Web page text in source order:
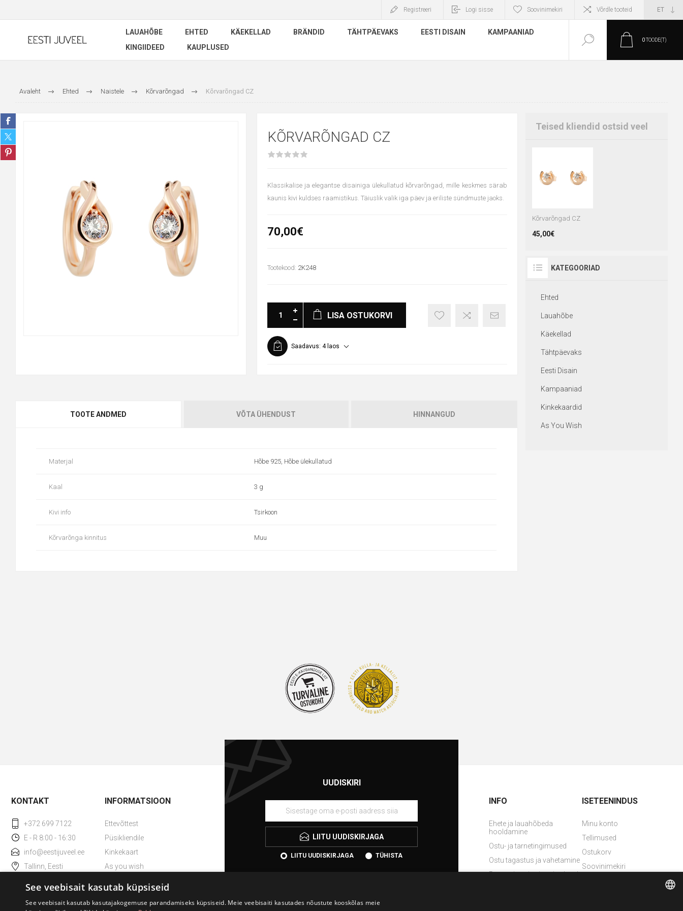
Registreeri Logi sisse Soovinimekiri Võrdle tooteid
LAUAHÕBE EHTED KÄEKELLAD BRÄNDID TÄHTPÄEVAKS EESTI DISAIN
KAMPAANIAD
KINGIIDEED
KAUPLUSED
0TOODE(T)
Avaleht Ehted Naistele Kõrvarõngad Kõrvarõngad CZ
KÕRVARÕNGAD CZ
Klassikalise ja elegantse disainiga ülekullatud kõrvarõngad, mille keskmes särab
kaunis kivi kuldses raamistikus. Täiuslik valik iga päev ja eriliste sündmuste jaoks.
70,00€
Tootekood: 2K248
LISA OSTUKORVI
Saadavus: 4 laos
TOOTE ANDMED VÕTA ÜHENDUST HINNANGUD
Materjal Hõbe 925, Hõbe ülekullatud
Kaal 3 g
Kivi info Tsirkoon
Kõrvarõnga kinnitus Muu
Teised kliendid ostsid veel
Kõrvarõngad CZ
45,00€
KATEGOORIAD
Ehted
Lauahõbe
Käekellad
Tähtpäevaks
Eesti Disain
Kampaaniad
Kinkekaardid
As You Wish
UUDISKIRI
LIITU UUDISKIRJAGA
LIITU UUDISKIRJAGA TÜHISTA
KONTAKT
+372 699 7122
E - R 8:00 - 16:30
info@eestijuveel.ee
Tallinn, Eesti
INFORMATSIOON
Ettevõttest
Püsikliendile
Kinkekaart
As you wish
ESTO väikelaen
INFO
Ehete ja lauahõbeda
hooldamine
Ostu- ja tarnetingimused
Ostu tagastus ja vahetamine
Pretensiooni esitamise kord
ISETEENINDUS
Minu konto
Tellimused
Ostukorv
Soovinimekiri
See veebisait kasutab küpsiseid
See veebisait kasutab kasutajakogemuse parandamiseks küpsiseid. Meie veebisaiti kasutades nõustute kooskõlas meie